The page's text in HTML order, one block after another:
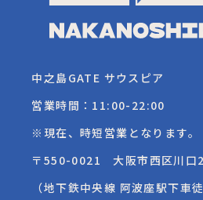
中之島GATE サウスピア
営業時間：11:00-22:00
※現在、時短営業となります。
〒550-0021 大阪市西区川口
（地下鉄中央線 阿波座駅下車